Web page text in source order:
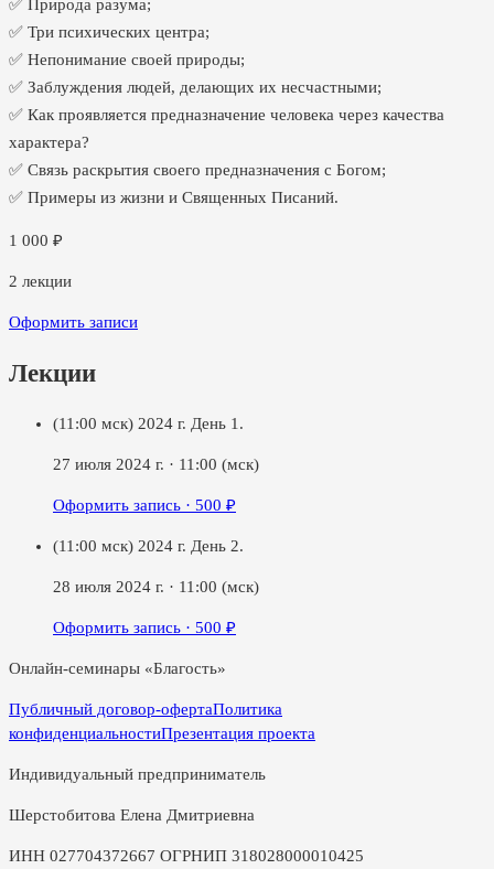
✅ Природа разума;
✅ Три психических центра;
✅ Непонимание своей природы;
✅ Заблуждения людей, делающих их несчастными;
✅ Как проявляется предназначение человека через качества
характера?
✅ Связь раскрытия своего предназначения с Богом;
✅ Примеры из жизни и Священных Писаний.
1 000 ₽
2 лекции
Оформить записи
Лекции
(11:00 мск) 2024 г. День 1.
27 июля 2024 г. · 11:00 (мск)
Оформить запись · 500 ₽
(11:00 мск) 2024 г. День 2.
28 июля 2024 г. · 11:00 (мск)
Оформить запись · 500 ₽
Онлайн-семинары «Благость»
Публичный договор-офертаПолитика
конфиденциальностиПрезентация проекта
Индивидуальный предприниматель
Шерстобитова Елена Дмитриевна
ИНН 027704372667 ОГРНИП 318028000010425